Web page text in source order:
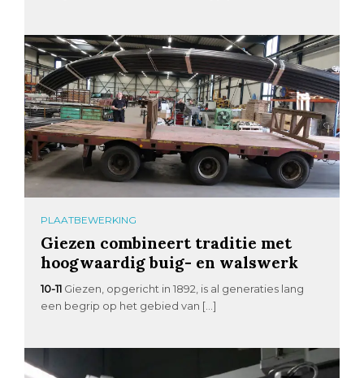
PLAATBEWERKING
Giezen combineert traditie met
hoogwaardig buig- en walswerk
10-11 Giezen, opgericht in 1892, is al generaties lang
een begrip op het gebied van […]